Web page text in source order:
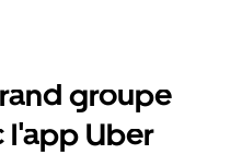
groupe
l'app Uber